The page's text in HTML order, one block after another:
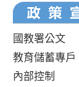
國教署公文
教育儲蓄專戶
內部控制